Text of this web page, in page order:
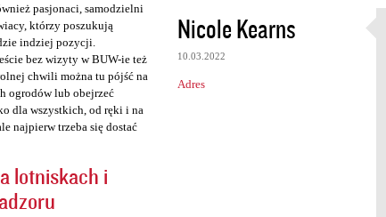
pasjonaci, samodzielni
którzy poszukują
indziej pozycji.
bez wizyty w BUW-ie też
chwili można tu pójść na
ogrodów lub obejrzeć
dla wszystkich, od ręki i na
najpierw trzeba się dostać
lotniskach i
e
Nicole Kearns
10.03.2022
Adres